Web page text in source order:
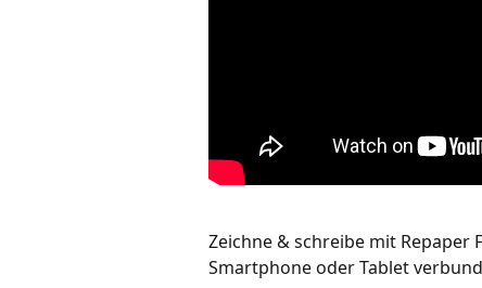
Zeichne & schreibe mit Repaper
Smartphone oder Tablet